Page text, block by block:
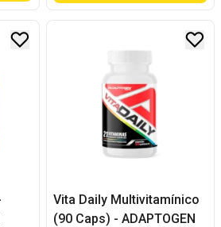
Vita Daily Multivitamínico
(90 Caps) - ADAPTOGEN